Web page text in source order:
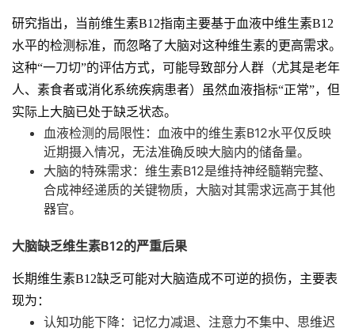
研究指出，当前维生素B12指南主要基于血液中维生素B12
水平的检测标准，而忽略了大脑对这种维生素的更高需求。
这种“一刀切”的评估方式，可能导致部分人群（尤其是老年
人、素食者或消化系统疾病患者）虽然血液指标“正常”，但
实际上大脑已处于缺乏状态。
血液检测的局限性：血液中的维生素B12水平仅反映
近期摄入情况，无法准确反映大脑内的储备量。
大脑的特殊需求：维生素B12是维持神经髓鞘完整、
合成神经递质的关键物质，大脑对其需求远高于其他
器官。
大脑缺乏维生素B12的严重后果
长期维生素B12缺乏可能对大脑造成不可逆的损伤，主要表
现为：
认知功能下降：记忆力减退、注意力不集中、思维迟